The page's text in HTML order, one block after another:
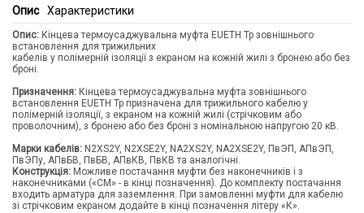
Опис Характеристики
Опис: Кінцева термоусаджувальна муфта EUETH Tp зовнішнього
встановлення для трижильних
кабелів у полімерній ізоляції з екраном на кожній жилі з бронею або без
броні.
Призначення: Кінцева термоусаджувальна муфта зовнішнього
встановлення EUETH Tp призначена для трижильного кабелю у
полімерній ізоляції, з екраном на кожній жилі (стрічковим або
проволочним), з бронею або без броні з номінальною напругою 20 кВ.
Марки кабелів: N2XS2Y, N2XSE2Y, NA2XS2Y, NA2XSE2Y, ПвЭП, АПвЭП,
ПвЭПу, АПвБВ, ПвБВ, АПвКВ, ПвКВ та аналогічні.
Конструкція: Можливе постачання муфти без наконечників і з
наконечниками («CM» - в кінці позначення). До комплекту постачання
входить арматура для заземлення. При замовленні муфти для кабелю
зі стрічковим екраном додайте в кінці позначення літеру «К».